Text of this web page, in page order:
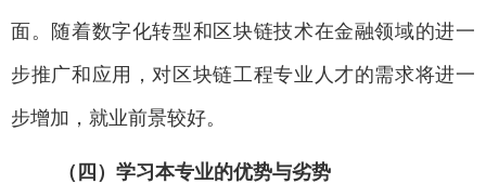
面。随着数字化转型和区块链技术在金融领域的进一
步推广和应用，对区块链工程专业人才的需求将进一
步增加，就业前景较好。
（四）学习本专业的优势与劣势